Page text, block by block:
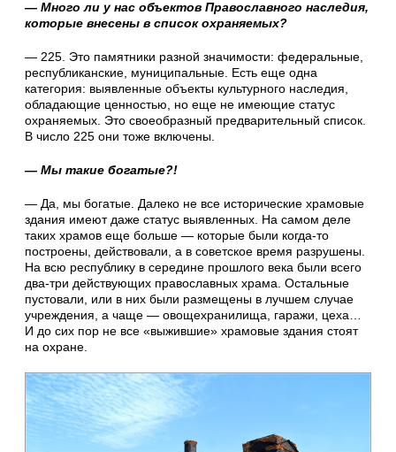
— Много ли у нас объектов Православного наследия,
которые внесены в список охраняемых?
— 225. Это памятники разной значимости: федеральные,
республиканские, муниципальные. Есть еще одна
категория: выявленные объекты культурного наследия,
обладающие ценностью, но еще не имеющие статус
охраняемых. Это своеобразный предварительный список.
В число 225 они тоже включены.
— Мы такие богатые?!
— Да, мы богатые. Далеко не все исторические храмовые
здания имеют даже статус выявленных. На самом деле
таких храмов еще больше — которые были когда-то
построены, действовали, а в советское время разрушены.
На всю республику в середине прошлого века были всего
два-три действующих православных храма. Остальные
пустовали, или в них были размещены в лучшем случае
учреждения, а чаще — овощехранилища, гаражи, цеха…
И до сих пор не все «выжившие» храмовые здания стоят
на охране.